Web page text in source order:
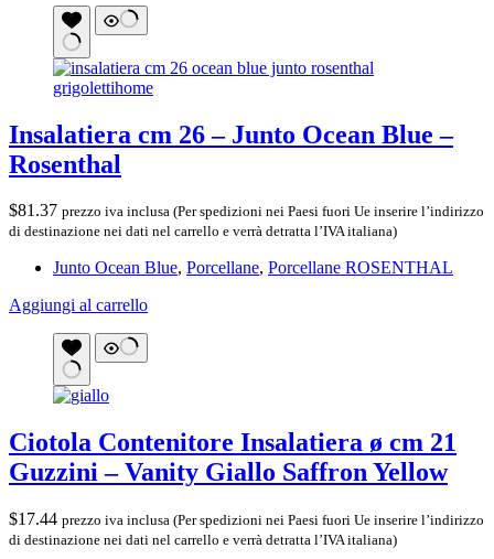
Insalatiera cm 26 – Junto Ocean Blue –
Rosenthal
$81.37 prezzo iva inclusa (Per spedizioni nei Paesi fuori Ue inserire l’indirizzo
di destinazione nei dati nel carrello e verrà detratta l’IVA italiana)
Junto Ocean Blue, Porcellane, Porcellane ROSENTHAL
Aggiungi al carrello
Ciotola Contenitore Insalatiera ø cm 21
Guzzini – Vanity Giallo Saffron Yellow
$17.44 prezzo iva inclusa (Per spedizioni nei Paesi fuori Ue inserire l’indirizzo
di destinazione nei dati nel carrello e verrà detratta l’IVA italiana)